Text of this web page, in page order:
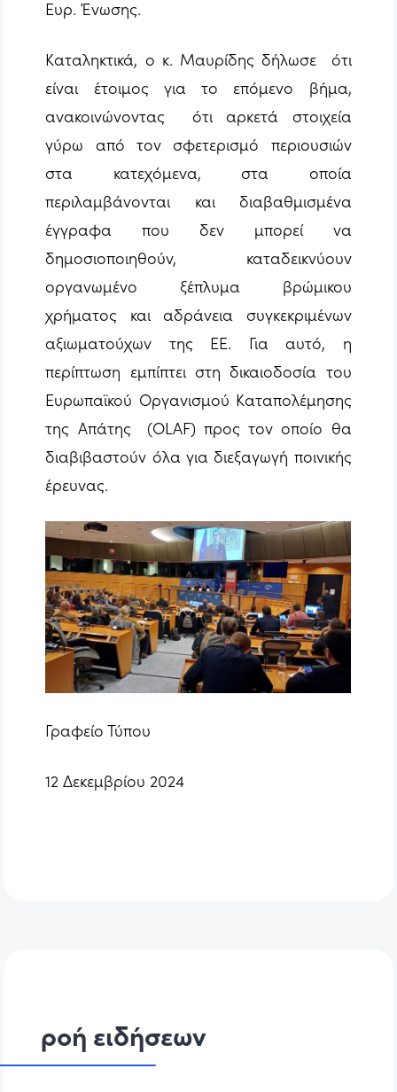
Ευρ. Ένωσης.
Καταληκτικά, ο κ. Μαυρίδης δήλωσε ότι
είναι έτοιμος για το επόμενο βήμα,
ανακοινώνοντας ότι αρκετά στοιχεία
γύρω από τον σφετερισμό περιουσιών
στα κατεχόμενα, στα οποία
περιλαμβάνονται και διαβαθμισμένα
έγγραφα που δεν μπορεί να
δημοσιοποιηθούν, καταδεικνύουν
οργανωμένο ξέπλυμα βρώμικου
χρήματος και αδράνεια συγκεκριμένων
αξιωματούχων της ΕΕ. Για αυτό, η
περίπτωση εμπίπτει στη δικαιοδοσία του
Ευρωπαϊκού Οργανισμού Καταπολέμησης
της Απάτης (OLAF) προς τον οποίο θα
διαβιβαστούν όλα για διεξαγωγή ποινικής
έρευνας.
Γραφείο Τύπου
12 Δεκεμβρίου 2024
ροή ειδήσεων